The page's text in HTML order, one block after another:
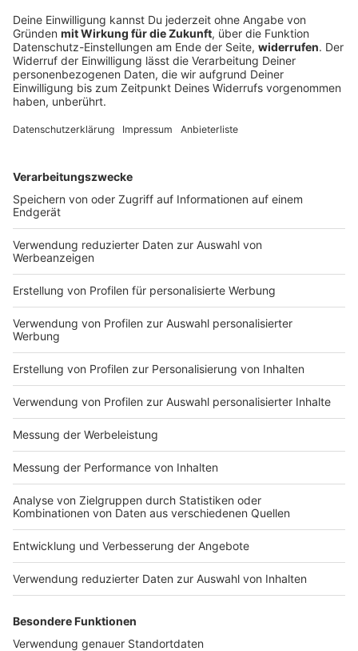
Lehrer
Vor drei Jahren rüttelte die Flugblattaffäre um Hubert
Aiwanger die bayerische Landespolitik heftig
durcheinander. Viele haben das schon wieder
Regensburg.
DEINE GEMERKTEN ARTIKEL
Du hast dir noch keine Artikel gemerkt
Markiere sie hierfür mit einem
Impressum
Nutzungsbedingungen
Jobs
Presse
Werben
Archiv
Kontakt
Studio-Hotline
Verkehrs-Hotline
Newsletter